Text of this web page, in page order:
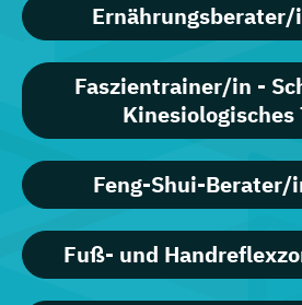
Faszientrainer/in -
Kinesiologisches
Feng-Shui-Berater/
Fuß- und